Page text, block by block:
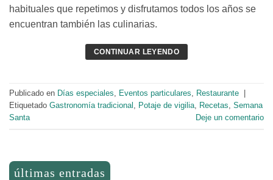
habituales que repetimos y disfrutamos todos los años se
encuentran también las culinarias.
CONTINUAR LEYENDO
Publicado en Días especiales Eventos particulares Restaurante
Etiquetado Gastronomía tradicional Potaje de vigilia Recetas Semana
Santa
Deje un comentario
últimas entradas